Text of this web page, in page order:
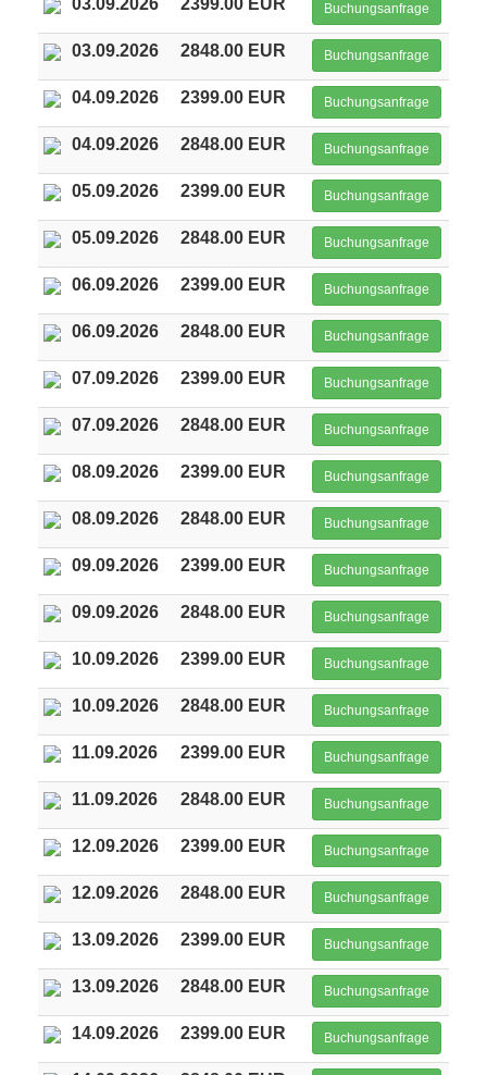
03.09.2026 2399.00 EUR Buchungsanfrage
03.09.2026 2848.00 EUR Buchungsanfrage
04.09.2026 2399.00 EUR Buchungsanfrage
04.09.2026 2848.00 EUR Buchungsanfrage
05.09.2026 2399.00 EUR Buchungsanfrage
05.09.2026 2848.00 EUR Buchungsanfrage
06.09.2026 2399.00 EUR Buchungsanfrage
06.09.2026 2848.00 EUR Buchungsanfrage
07.09.2026 2399.00 EUR Buchungsanfrage
07.09.2026 2848.00 EUR Buchungsanfrage
08.09.2026 2399.00 EUR Buchungsanfrage
08.09.2026 2848.00 EUR Buchungsanfrage
09.09.2026 2399.00 EUR Buchungsanfrage
09.09.2026 2848.00 EUR Buchungsanfrage
10.09.2026 2399.00 EUR Buchungsanfrage
10.09.2026 2848.00 EUR Buchungsanfrage
11.09.2026 2399.00 EUR Buchungsanfrage
11.09.2026 2848.00 EUR Buchungsanfrage
12.09.2026 2399.00 EUR Buchungsanfrage
12.09.2026 2848.00 EUR Buchungsanfrage
13.09.2026 2399.00 EUR Buchungsanfrage
13.09.2026 2848.00 EUR Buchungsanfrage
14.09.2026 2399.00 EUR Buchungsanfrage